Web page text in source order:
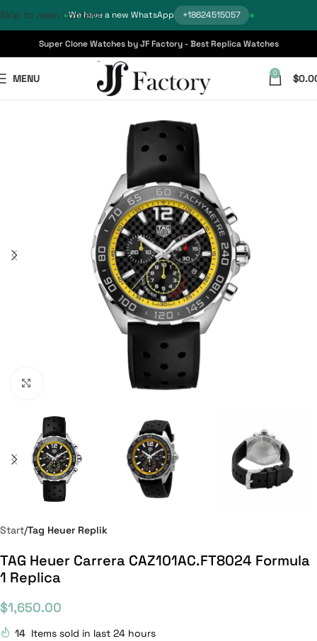
We have a new WhatsApp +18624515057
Skip to main content
Super Clone Watches by JF Factory - Best Replica Watches
MENU 0 $
Start Tag Heuer Replik
TAG Heuer Carrera CAZ101AC.FT8024 Formula
1 Replica
$1,650.00
14 Items sold in last 24 hours